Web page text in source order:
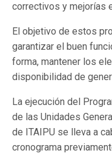
correctivos y mejorías
El objetivo de estos
garantizar el buen
forma, mantener los
disponibilidad de
La ejecución del
de las Unidades
de ITAIPU se lleva a
cronograma